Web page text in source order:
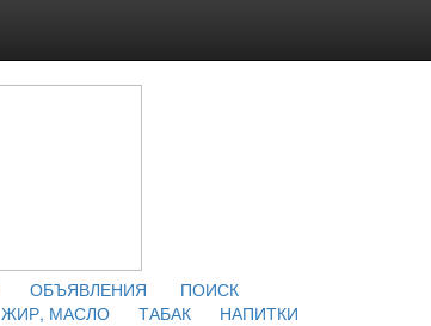
ОБЪЯВЛЕНИЯ
ПОИСК
ЖИР, МАСЛО ТАБАК НАПИТКИ